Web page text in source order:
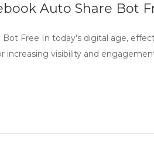
Auto Share Bot
Free In today’s digital age,
increasing visibility and